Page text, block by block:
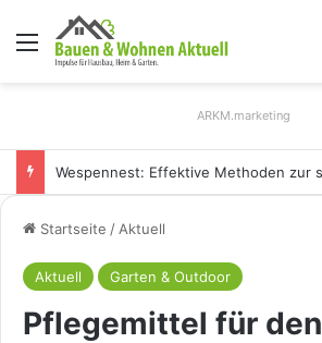
Menü
ARKM.marketing
Startseite / Aktuell
Aktuell Garten & Outdoor
Pflegemittel für